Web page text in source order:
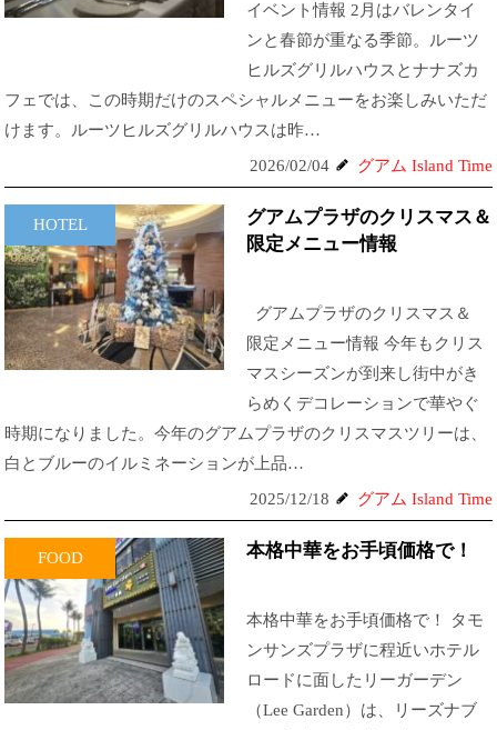
イベント情報 2月はバレンタイ
ンと春節が重なる季節。ルーツ
ヒルズグリルハウスとナナズカ
フェでは、この時期だけのスペシャルメニューをお楽しみいただ
けます。ルーツヒルズグリルハウスは昨…
2026/02/04
グアム Island Time
HOTEL
グアムプラザのクリスマス＆
限定メニュー情報
グアムプラザのクリスマス＆
限定メニュー情報 今年もクリス
マスシーズンが到来し街中がき
らめくデコレーションで華やぐ
時期になりました。今年のグアムプラザのクリスマスツリーは、
白とブルーのイルミネーションが上品…
2025/12/18
グアム Island Time
FOOD 本格中華をお手頃価格で！
本格中華をお手頃価格で！ タモ
ンサンズプラザに程近いホテル
ロードに面したリーガーデン
（Lee Garden）は、リーズナブ